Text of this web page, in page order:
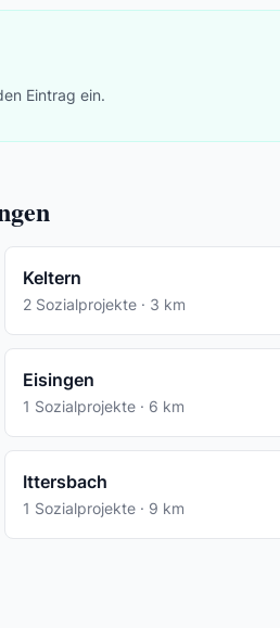
Eintrag ein.
Keltern
2 Sozialprojekte · 3 km
Eisingen
1 Sozialprojekte · 6 km
Ittersbach
1 Sozialprojekte · 9 km